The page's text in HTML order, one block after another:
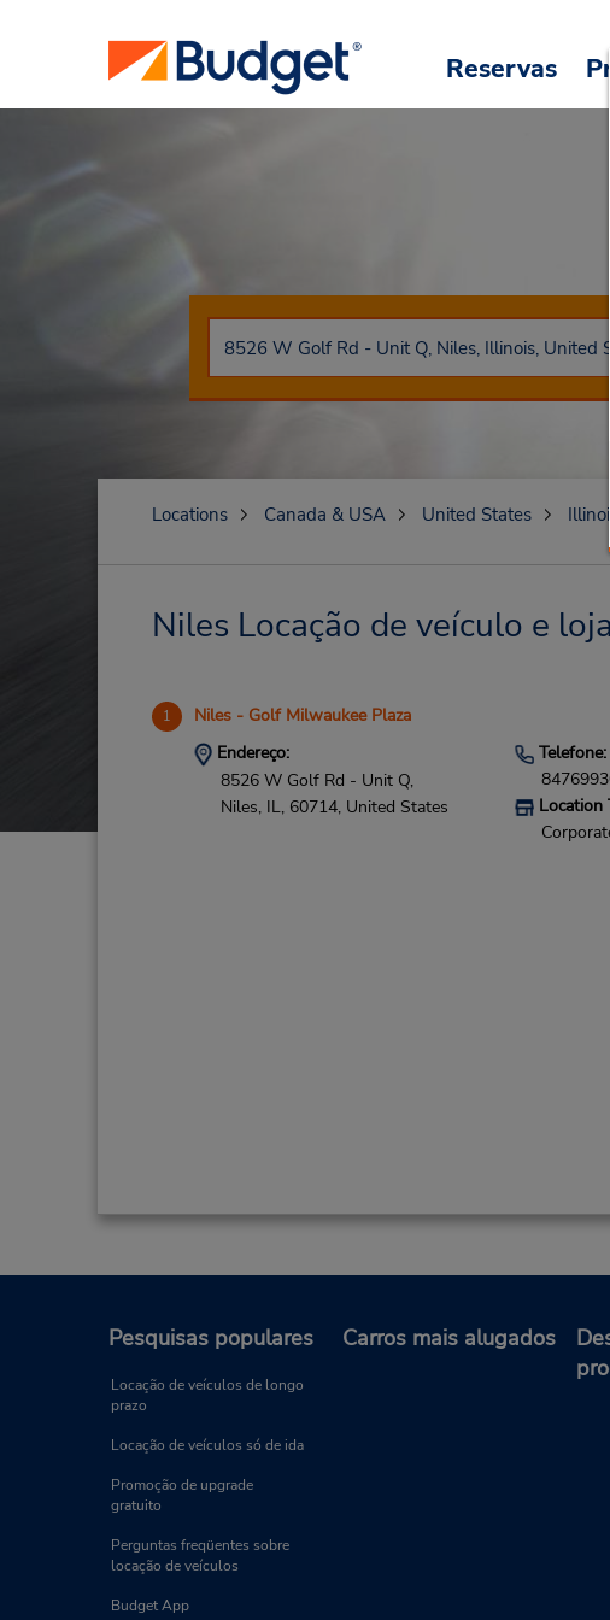
Reservas
Locations Canada & USA United States Illinois
Niles Locação de veículo e
1 Niles - Golf Milwaukee Plaza
Endereço:
8526 W Golf Rd - Unit Q,
Niles, IL, 60714, United States
Telefone:
Location
Pesquisas populares
Locação de veículos de longo
prazo
Locação de veículos só de ida
Promoção de upgrade
gratuito
Perguntas freqüentes sobre
locação de veículos
Budget App
Carros mais alugados